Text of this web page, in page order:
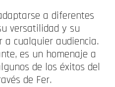
a diferentes
versatilidad y su
a cualquier audiencia.
es un homenaje a
de los éxitos del
de Fer.